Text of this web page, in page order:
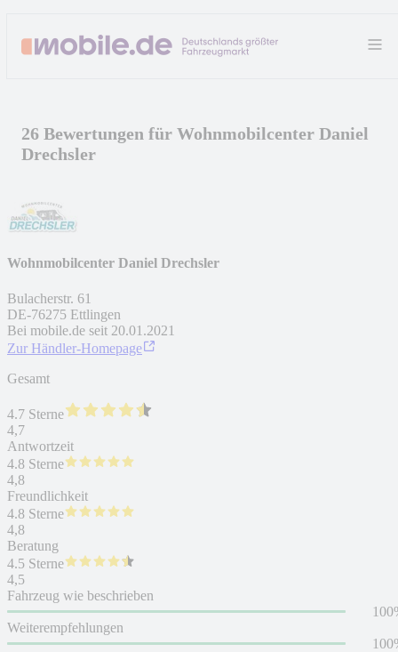
26 Bewertungen für Wohnmobilcenter Daniel
Drechsler
Wohnmobilcenter Daniel Drechsler
Bulacherstr. 61
DE-76275 Ettlingen
Bei mobile.de seit 20.01.2021
Zur Händler-Homepage
Gesamt
4.7 Sterne
4,7
Antwortzeit
4.8 Sterne
4,8
Freundlichkeit
4.8 Sterne
4,8
Beratung
4.5 Sterne
4,5
Fahrzeug wie beschrieben
Weiterempfehlungen